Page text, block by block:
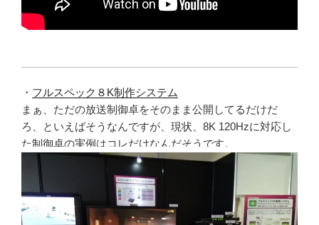
・ フルスペック８K制作システム
まぁ、ただの放送制御卓をそのまま公開してるだけだ
ろ、といえばそうなんですが、現状、8K 120Hzに対応し
た制御卓の実例はコレだけなんだそうです。